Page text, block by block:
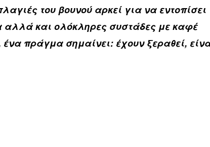
του βουνού αρκεί για να εντοπίσει
αλλά και ολόκληρες συστάδες με καφέ
πράγμα σημαίνει: έχουν ξεραθεί,